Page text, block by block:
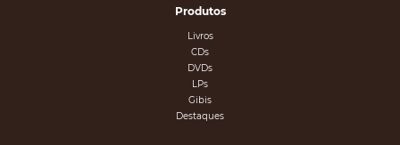
Produtos
Livros
CDs
DVDs
LPs
Gibis
Destaques